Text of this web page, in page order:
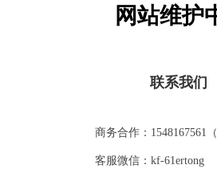
网站维护
联系我们
商务合作：1548167561（
客服微信：kf-61ertong